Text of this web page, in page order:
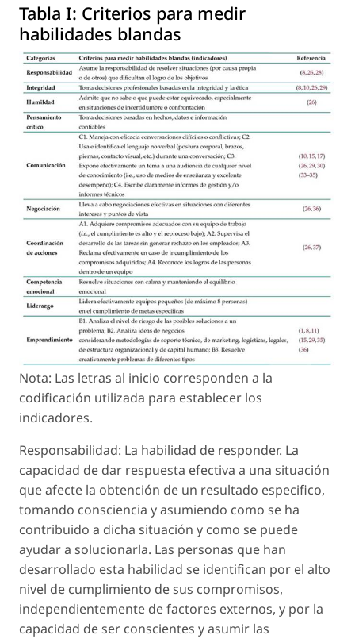
Tabla I: Criterios para medir
habilidades blandas
Nota: Las letras al inicio corresponden a la
codificación utilizada para establecer los
indicadores.
Responsabilidad: La habilidad de responder. La
capacidad de dar respuesta efectiva a una situación
que afecte la obtención de un resultado especifico,
tomando consciencia y asumiendo como se ha
contribuido a dicha situación y como se puede
ayudar a solucionarla. Las personas que han
desarrollado esta habilidad se identifican por el alto
nivel de cumplimiento de sus compromisos,
independientemente de factores externos, y por la
capacidad de ser conscientes y asumir las